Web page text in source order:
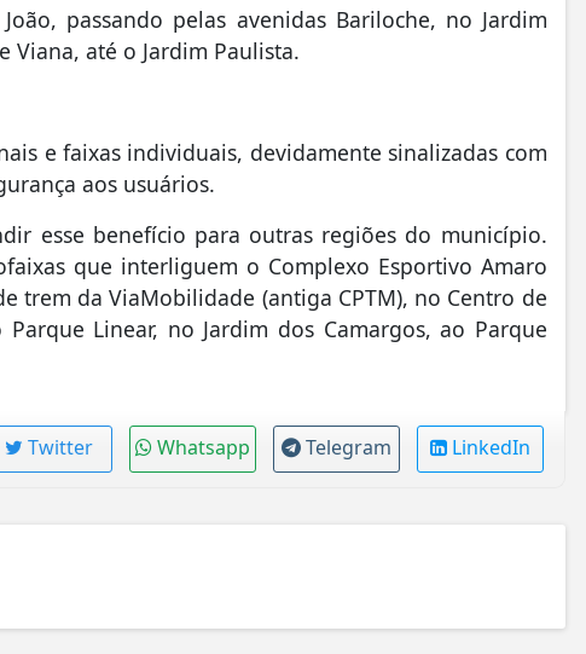
passando pelas avenidas Bariloche, no Jardim
Viana, até o Jardim Paulista.
e faixas individuais, devidamente sinalizadas com
aos usuários.
esse benefício para outras regiões do município.
que interliguem o Complexo Esportivo Amaro
trem da ViaMobilidade (antiga CPTM), no Centro de
Linear, no Jardim dos Camargos, ao Parque
Twitter Whatsapp Telegram LinkedIn